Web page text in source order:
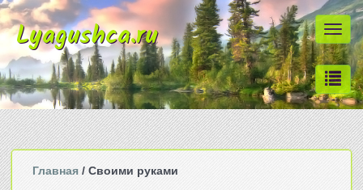
Lyagushca.ru
Главная / Своими руками